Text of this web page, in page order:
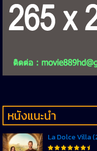
หนังแนะนำ
La Dolce Villa